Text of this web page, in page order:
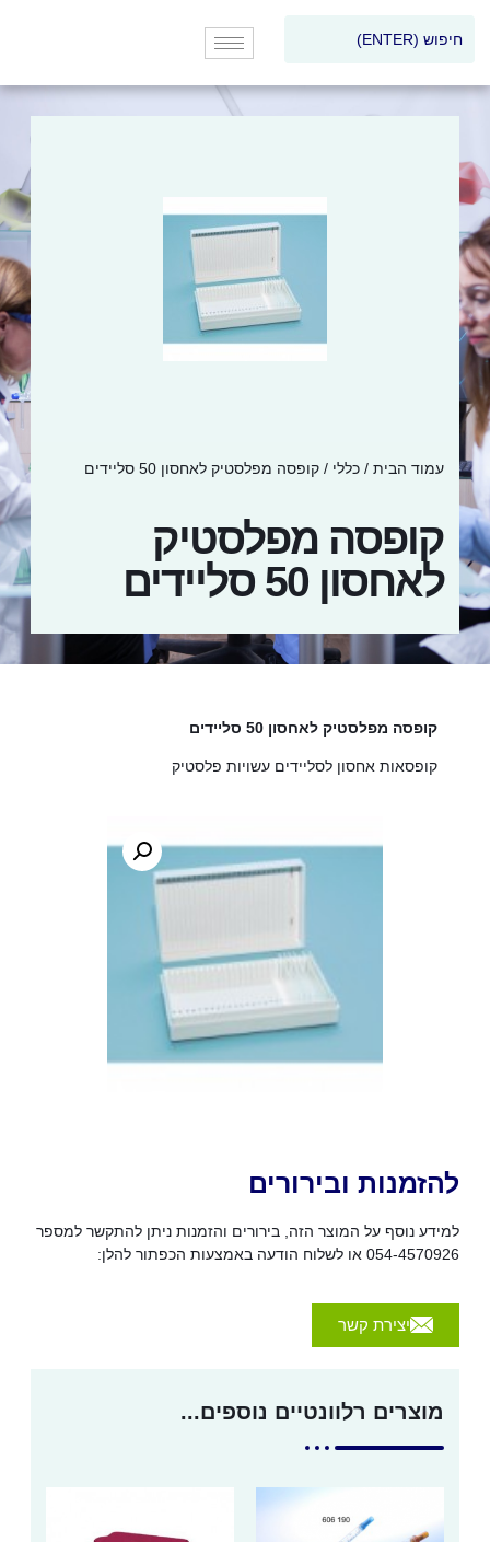
עמוד הבית / כללי / קופסה מפלסטיק לאחסון 50 סליידים
קופסה מפלסטיק
לאחסון 50 סליידים
קופסה מפלסטיק לאחסון 50 סליידים
קופסאות אחסון לסליידים עשויות פלסטיק
להזמנות ובירורים
למידע נוסף על המוצר הזה, בירורים והזמנות ניתן להתקשר למספר
054-4570926 או לשלוח הודעה באמצעות הכפתור להלן:
יצירת קשר
מוצרים רלוונטיים נוספים...